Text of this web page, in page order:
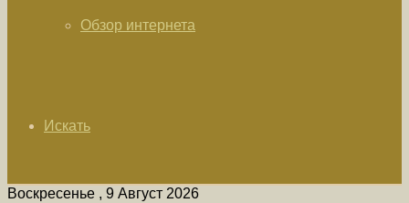
Обзор интернета
Искать
Воскресенье , 9 Август 2026